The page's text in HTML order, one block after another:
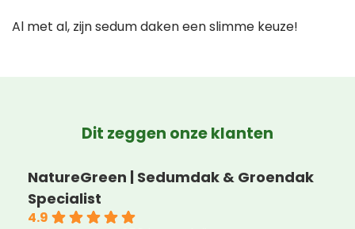
Al met al, zijn sedum daken een slimme keuze!
Dit zeggen onze klanten
NatureGreen | Sedumdak & Groendak
Specialist
4.9